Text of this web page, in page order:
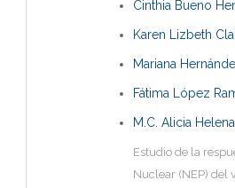
Cinthia Bueno
Karen Lizbeth
Mariana
Fátima López
M.C. Alicia
Estudio de la
Nuclear (NEP) del